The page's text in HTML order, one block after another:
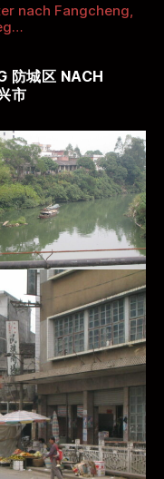
nach Fangcheng,
防城区 NACH
市